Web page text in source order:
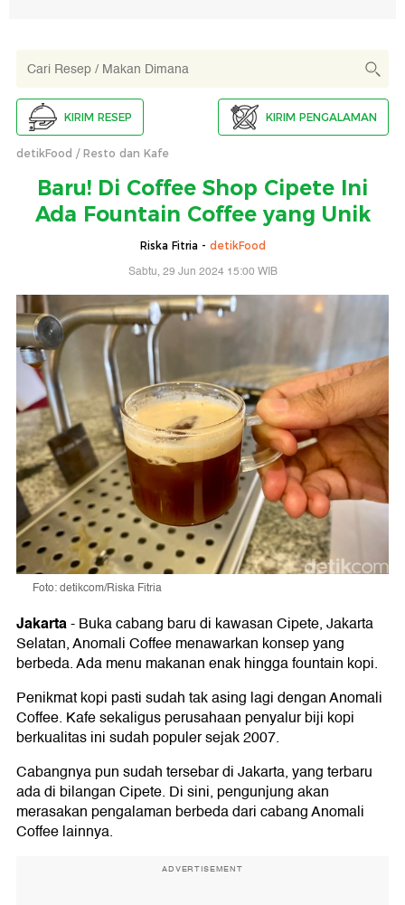
KIRIM RESEP KIRIM PENGALAMAN
detikFood Resto dan Kafe
Baru! Di Coffee Shop Cipete Ini
Ada Fountain Coffee yang Unik
Riska Fitria - detikFood
Sabtu, 29 Jun 2024 15:00 WIB
Foto: detikcom/Riska Fitria
Jakarta-Buka cabang baru di kawasan Cipete, Jakarta
Selatan, Anomali Coffee menawarkan konsep yang
berbeda. Ada menu makanan enak hingga fountain kopi.
Penikmat kopi pasti sudah tak asing lagi dengan Anomali
Coffee. Kafe sekaligus perusahaan penyalur biji kopi
berkualitas ini sudah populer sejak 2007.
Cabangnya pun sudah tersebar di Jakarta, yang terbaru
ada di bilangan Cipete. Di sini, pengunjung akan
merasakan pengalaman berbeda dari cabang Anomali
Coffee lainnya.
ADVERTISEMENT